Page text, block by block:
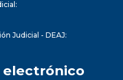
Judicial - DEAJ:
electrónico